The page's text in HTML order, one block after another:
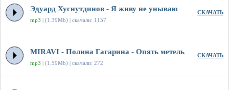
Эдуард Хуснутдинов - Я живу не унываю
mp3 | (1.39Mb) | скачали: 1157
СКАЧАТЬ
MIRAVI - Полина Гагарина - Опять метель
mp3 | (1.59Mb) | скачали: 272
СКАЧАТЬ